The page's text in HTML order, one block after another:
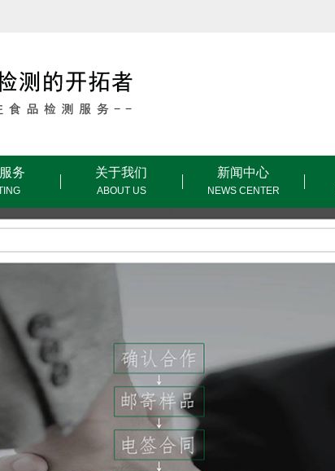
务 关于我们
ABOUT US
新闻中心
NEWS CENTER